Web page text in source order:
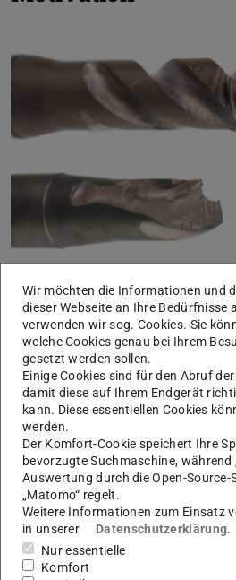
Die bisherigen
Gewindebohrens lassen
unbeachtet oder setzen den
Vorhersage der Änderung von
auftretender Unsicherheit.
Unsicherheit bereits während des
Möglichkeiten zur Umsetzen
zur Beherrschung der
bisher allerdings noch nicht
Zielsetzung
Wir möchten die Informationen und
dieser Webseite an Ihre Bedürfnisse
verwenden wir sog. Cookies. Sie
welche Cookies genau bei Ihrem
gesetzt werden sollen.
Einige Cookies sind für den Abruf
damit diese auf Ihrem Endgerät
kann. Diese essentiellen Cookies
werden.
Der Komfort-Cookie speichert Ihre
bevorzugte Suchmaschine, während
Auswertung durch die Open-
„Matomo“ regelt.
Weitere Informationen zum Einsatz
in unserer
Datenschutzerklärung.
Nur essentielle
Komfort